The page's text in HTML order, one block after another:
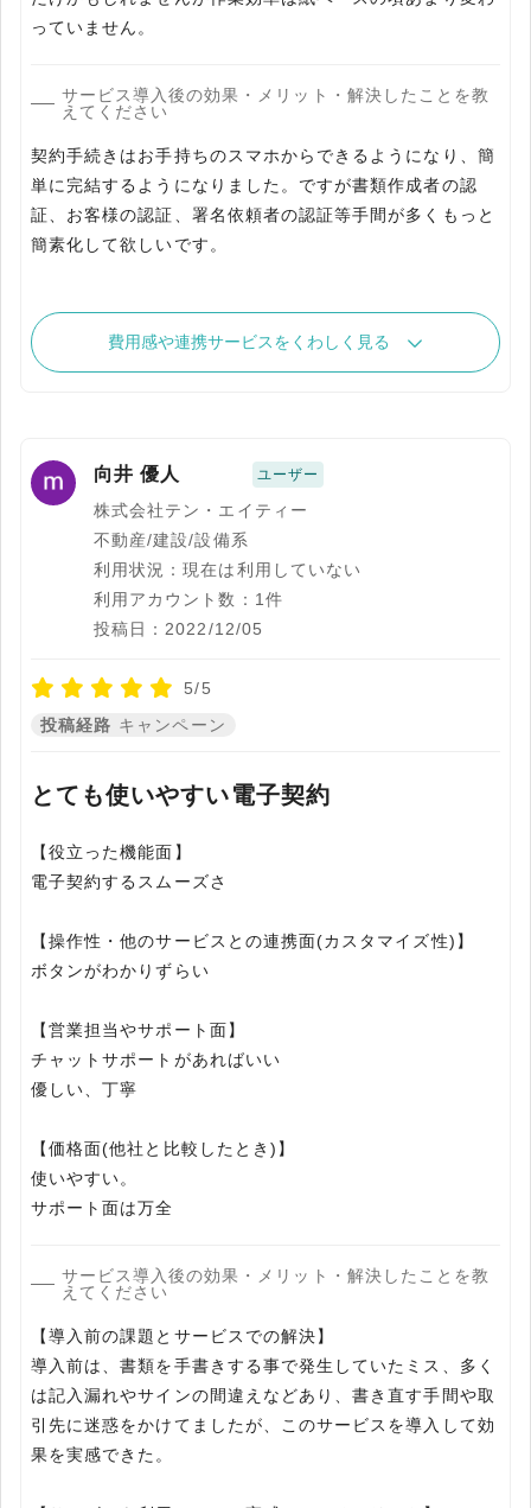
っていません。
サービス導入後の効果・メリット・解決したことを教
えてください
契約手続きはお手持ちのスマホからできるようになり、簡
単に完結するようになりました。ですが書類作成者の認
証、お客様の認証、署名依頼者の認証等手間が多くもっと
簡素化して欲しいです。
費用感や連携サービスをくわしく見る
向井 優人 ユーザー
株式会社テン・エイティー
不動産/建設/設備系
利用状況：現在は利用していない
利用アカウント数：1件
投稿日：2022/12/05
5/5
投稿経路 キャンペーン
とても使いやすい電子契約
【役立った機能面】
電子契約するスムーズさ
【操作性・他のサービスとの連携面(カスタマイズ性)】
ボタンがわかりずらい
【営業担当やサポート面】
チャットサポートがあればいい
優しい、丁寧
【価格面(他社と比較したとき)】
使いやすい。
サポート面は万全
サービス導入後の効果・メリット・解決したことを教
えてください
【導入前の課題とサービスでの解決】
導入前は、書類を手書きする事で発生していたミス、多く
は記入漏れやサインの間違えなどあり、書き直す手間や取
引先に迷惑をかけてましたが、このサービスを導入して効
果を実感できた。